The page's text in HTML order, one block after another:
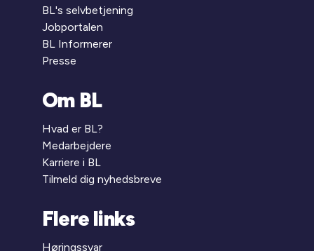
BL's selvbetjening
Jobportalen
BL Informerer
Presse
Om BL
Hvad er BL?
Medarbejdere
Karriere i BL
Tilmeld dig nyhedsbreve
Flere links
Høringssvar